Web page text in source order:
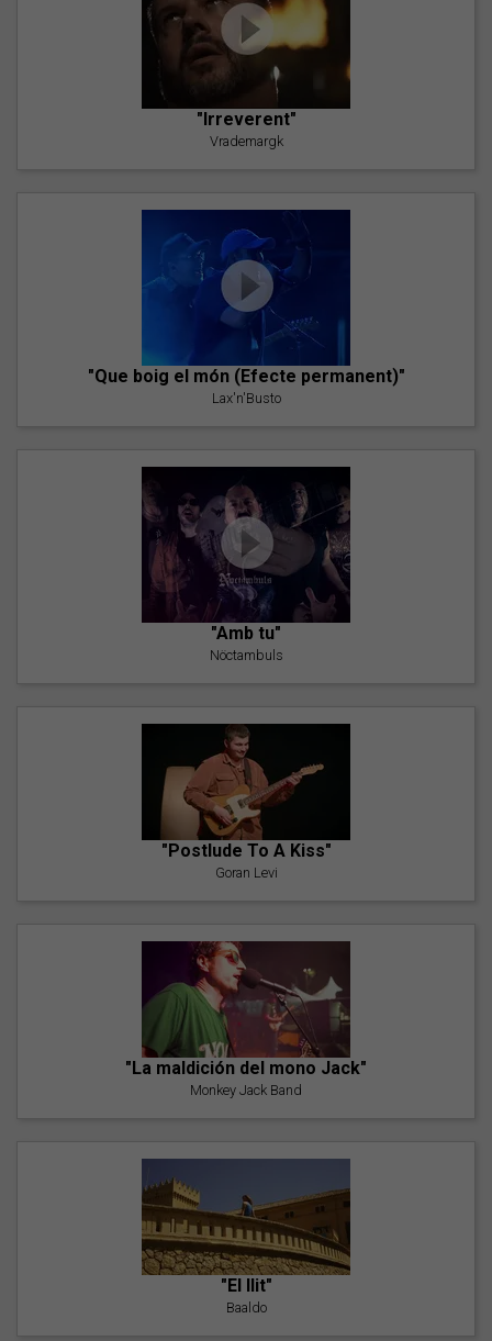
"Irreverent"
Vrademargk
"Que boig el món (Efecte permanent)"
Lax'n'Busto
"Amb tu"
Nöctambuls
"Postlude To A Kiss"
Goran Levi
"La maldición del mono Jack"
Monkey Jack Band
"El llit"
Baaldo